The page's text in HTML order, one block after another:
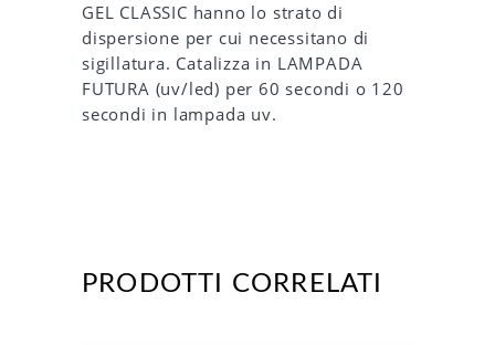
GEL CLASSIC hanno lo strato di
dispersione per cui necessitano di
sigillatura. Catalizza in LAMPADA
FUTURA (uv/led) per 60 secondi o 120
secondi in lampada uv.
PRODOTTI CORRELATI